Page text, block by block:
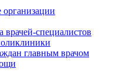
врачей-специалистов
главным врачом